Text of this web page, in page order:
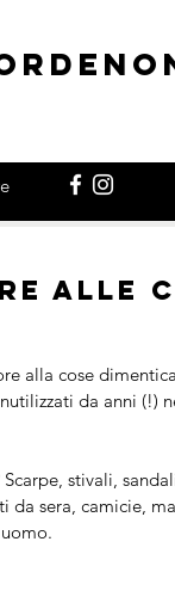
alle
alla cose
da anni (!)
stivali,
da sera, camicie,